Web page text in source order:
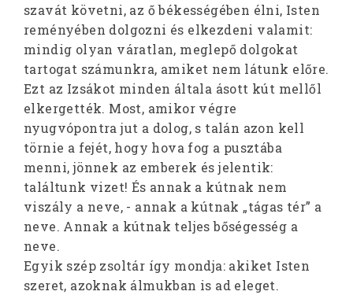
szavát követni, az ő békességében élni, Isten
reményében dolgozni és elkezdeni valamit:
mindig olyan váratlan, meglepő dolgokat
tartogat számunkra, amiket nem látunk előre.
Ezt az Izsákot minden általa ásott kút mellől
elkergették. Most, amikor végre
nyugvópontra jut a dolog, s talán azon kell
törnie a fejét, hogy hova fog a pusztába
menni, jönnek az emberek és jelentik:
találtunk vizet! És annak a kútnak nem
viszály a neve, - annak a kútnak „tágas tér” a
neve. Annak a kútnak teljes bőségesség a
neve.
Egyik szép zsoltár így mondja: akiket Isten
szeret, azoknak álmukban is ad eleget.